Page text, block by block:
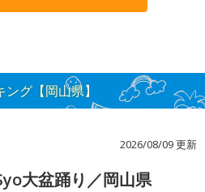
グ【岡山県】
2026/08/09 更新
大盆踊り／岡山県